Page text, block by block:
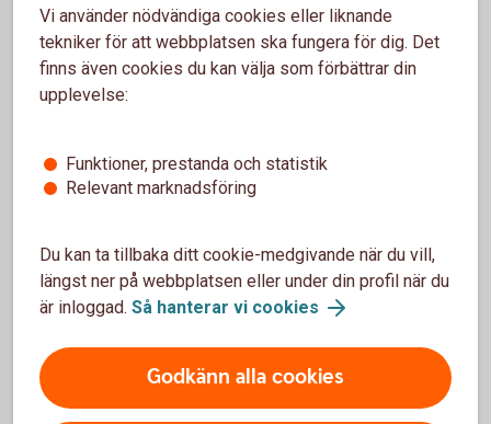
Under processen har föreningen aktivt bjudit in bygden.
Projektet har kommunicerats i sociala medier, samråd har
hållits och barnen på Lenaskolan har fått tycka till om
– Det är viktigt att det här inte bara blir något vi bygger, utan
något vi gör tillsammans. Engagemanget vi mött visar att
Arbetet med pickleballbanan, motorikbanan, grillplatsen och
Piffl-boxen påbörjas under 2026. Utegymmet planeras stå
Östadkulle SK är en förening som mår bra, med en ung
styrelse och en livaktig ungdomsverksamhet. I en bygd
Vi använder nödvändiga cookies eller liknande
tekniker för att webbplatsen ska fungera för dig. Det
finns även cookies du kan välja som förbättrar din
upplevelse:
Funktioner, prestanda och statistik
Relevant marknadsföring
Du kan ta tillbaka ditt cookie-medgivande när du vill,
längst ner på webbplatsen eller under din profil när du
är inloggad. Så hanterar vi cookies
Godkänn alla cookies